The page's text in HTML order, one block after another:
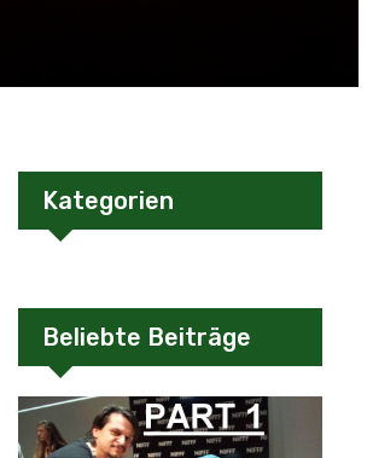
Kategorien
Beliebte Beiträge